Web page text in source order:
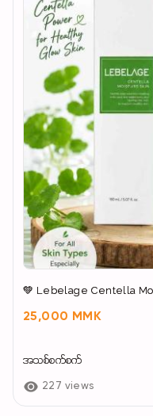
💚 Lebelage Centella
25,000 MMK
အသစ်စက်စက်
227 views